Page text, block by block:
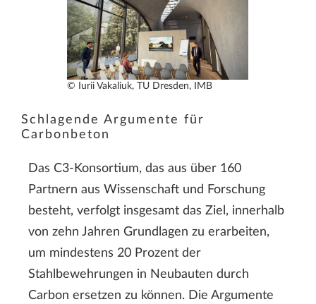
© Iurii Vakaliuk, TU Dresden, IMB
Schlagende Argumente für
Carbonbeton
Das C3-Konsortium, das aus über 160
Partnern aus Wissenschaft und Forschung
besteht, verfolgt insgesamt das Ziel, innerhalb
von zehn Jahren Grundlagen zu erarbeiten,
um mindestens 20 Prozent der
Stahlbewehrungen in Neubauten durch
Carbon ersetzen zu können. Die Argumente